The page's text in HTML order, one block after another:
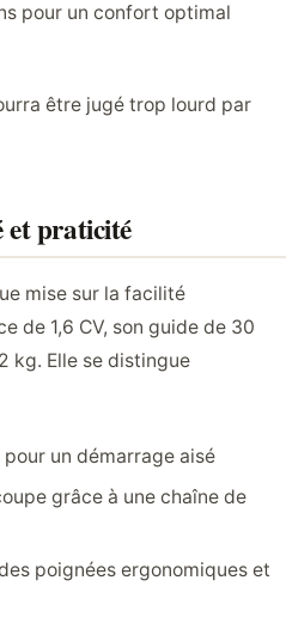
pour un confort optimal
être jugé trop lourd par
et praticité
mise sur la facilité
de 1,6 CV, son guide de 30
kg. Elle se distingue
un démarrage aisé
grâce à une chaîne de
poignées ergonomiques et